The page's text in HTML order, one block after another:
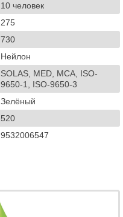
10 человек
275
730
Нейлон
SOLAS, MED, MCA, ISO-
9650-1, ISO-9650-3
Зелёный
520
9532006547